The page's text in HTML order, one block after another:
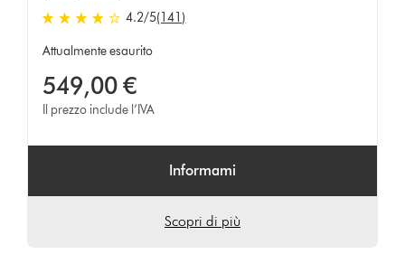
4.2 stelle su 5 da 141 Ratings
4.2/5(141)
Attualmente esaurito
549,00 €
Il prezzo include l’IVA
Informami
Scopri di più